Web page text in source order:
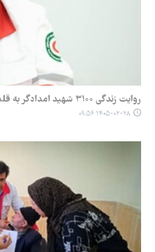
روایت زندگی ۳۱۰۰ شهید امدادگر به قلم دانش‌آموزان
۱۴۰۵-۰۲-۲۸ ۰۹:۵۶